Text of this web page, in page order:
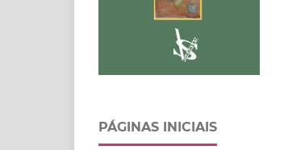
PÁGINAS INICIAIS